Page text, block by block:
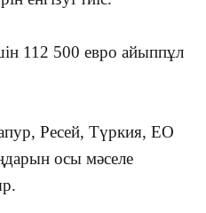
112 500 евро айыппұл
Ресей, Түркия, ЕО
осы мәселе